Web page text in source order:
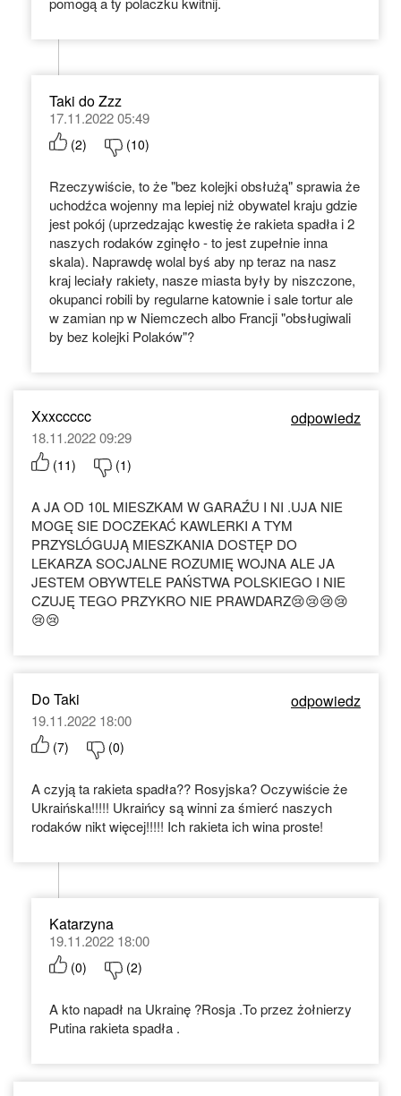
Taki do Zzz
17.11.2022 05:49
(2) (10)
Rzeczywiście, to że "bez kolejki obsłużą" sprawia że
uchodźca wojenny ma lepiej niż obywatel kraju gdzie
jest pokój (uprzedzając kwestię że rakieta spadła i 2
naszych rodaków zginęło - to jest zupełnie inna
skala). Naprawdę wolal byś aby np teraz na nasz
kraj leciały rakiety, nasze miasta były by niszczone,
okupanci robili by regularne katownie i sale tortur ale
w zamian np w Niemczech albo Francji "obsługiwali
by bez kolejki Polaków"?
Xxxccccc odpowiedz
18.11.2022 09:29
(11) (1)
A JA OD 10L MIESZKAM W GARAŹU I NI .UJA NIE
MOGĘ SIE DOCZEKAĆ KAWLERKI A TYM
PRZYSLÓGUJĄ MIESZKANIA DOSTĘP DO
LEKARZA SOCJALNE ROZUMIĘ WOJNA ALE JA
JESTEM OBYWTELE PAŃSTWA POLSKIEGO I NIE
CZUJĘ TEGO PRZYKRO NIE PRAWDARZ😢😢😢😢
😢😢
Do Taki odpowiedz
19.11.2022 18:00
(7) (0)
A czyją ta rakieta spadła?? Rosyjska? Oczywiście że
Ukraińska!!!!! Ukraińcy są winni za śmierć naszych
rodaków nikt więcej!!!!! Ich rakieta ich wina proste!
Katarzyna
19.11.2022 18:00
(0) (2)
A kto napadł na Ukrainę ?Rosja .To przez żołnierzy
Putina rakieta spadła .